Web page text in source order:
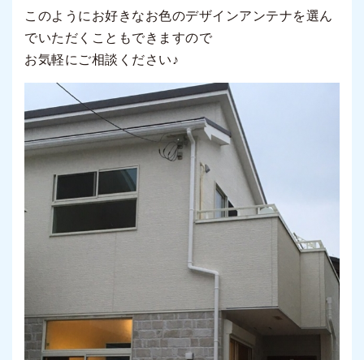
このようにお好きなお色のデザインアンテナを選ん
でいただくこともできますので
お気軽にご相談ください♪